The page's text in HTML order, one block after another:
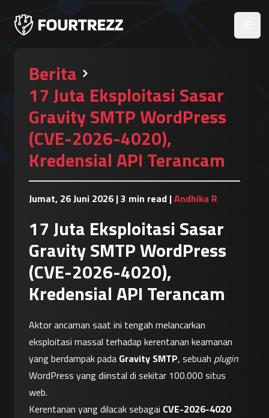
Berita
17 Juta Eksploitasi Sasar
Gravity SMTP WordPress
(CVE-2026-4020),
Kredensial API Terancam
Jumat, 26 Juni 2026 |3 min read |Andhika R
17 Juta Eksploitasi Sasar
Gravity SMTP WordPress
(CVE-2026-4020),
Kredensial API Terancam
Aktor ancaman saat ini tengah melancarkan
eksploitasi massal terhadap kerentanan keamanan
yang berdampak pada Gravity SMTP, sebuah plugin
WordPress yang diinstal di sekitar 100.000 situs
web.
Kerentanan yang dilacak sebagai CVE-2026-4020